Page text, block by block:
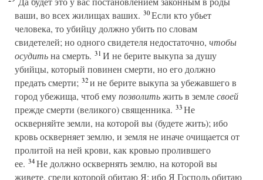
ваши, во всех жилищах ваших. 30Если кто убьет
человека, то убийцу должно убить по словам
свидетелей; но одного свидетеля недостаточно, чтобы
осудитьна смерть. 31И не берите выкупа за душу
убийцы, который повинен смерти, но его должно
предать смерти; 32и не берите выкупа за убежавшего в
город убежища, чтоб емупозволитьжить в землесвоей
прежде смерти (великого) священника. 33Не
оскверняйте земли, на которой вы (будете жить); ибо
кровь оскверняет землю, и земля не иначе очищается от
пролитой на ней крови, как кровью пролившего
ее. 34Не должно осквернять землю, на которой вы
живете, среди которой обитаю Я; ибо Я Господь обитаю